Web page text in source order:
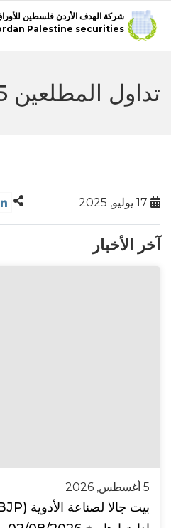
شركة الهدف الأردن فلسطين
Palestine securities
تداول المطلعين 15-07-2025
آخر الأخبار
5 أغسطس, 2026